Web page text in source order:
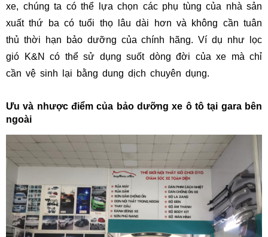
xe, chúng ta có thể lựa chọn các phụ tùng của nhà sản
xuất thứ ba có tuổi thọ lâu dài hơn và không cần tuân
thủ thời hạn bảo dưỡng của chính hãng. Ví dụ như lọc
gió K&N có thể sử dụng suốt dòng đời của xe mà chỉ
cần vệ sinh lại bằng dung dịch chuyên dụng.
Ưu và nhược điểm của bảo dưỡng xe ô tô tại gara bên
ngoài